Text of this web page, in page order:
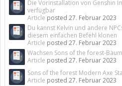
Die Vorinstallation von Genshin
verfügbar
Article posted 27. Februar 2023
Du kannst Kelvin und andere
diesem einfachen Befehl klonen
Article posted 27. Februar 2023
Wachsen Sons of the forest-
Article posted 27. Februar 2023
Sons of the forest Modern Axe
Article posted 27. Februar 2023